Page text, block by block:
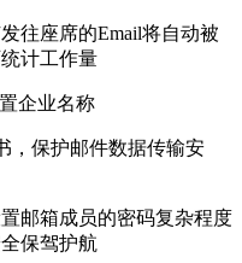
往座席的Email将自动被
计工作量
企业名称
，保护邮件数据传输安
邮箱成员的密码复杂程度
保驾护航